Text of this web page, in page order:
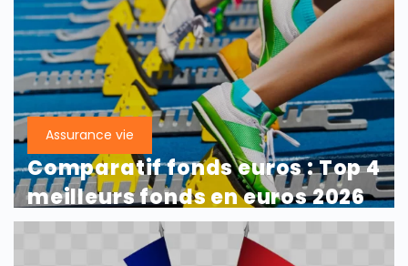
Assurance vie
Comparatif fonds euros : Top 4
meilleurs fonds en euros 2026